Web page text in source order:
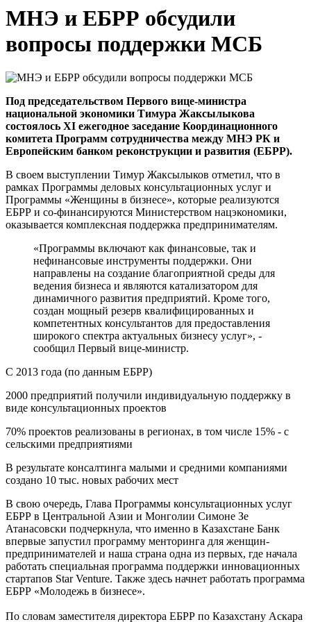
МНЭ и ЕБРР обсудили
вопросы поддержки МСБ
Под председательством Первого вице-министра
национальной экономики Тимура Жаксылыкова
состоялось XI ежегодное заседание Координационного
комитета Программ сотрудничества между МНЭ РК и
Европейским банком реконструкции и развития (ЕБРР).
В своем выступлении Тимур Жаксылыков отметил, что в
рамках Программы деловых консультационных услуг и
Программы «Женщины в бизнесе», которые реализуются
ЕБРР и со-финансируются Министерством нацэкономики,
оказывается комплексная поддержка предпринимателям.
«Программы включают как финансовые, так и
нефинансовые инструменты поддержки. Они
направлены на создание благоприятной среды для
ведения бизнеса и являются катализатором для
динамичного развития предприятий. Кроме того,
создан мощный резерв квалифицированных и
компетентных консультантов для предоставления
широкого спектра актуальных бизнесу услуг», -
сообщил Первый вице-министр.
С 2013 года (по данным ЕБРР)
2000 предприятий получили индивидуальную поддержку в
виде консультационных проектов
70% проектов реализованы в регионах, в том числе 15% - с
сельскими предприятиями
В результате консалтинга малыми и средними компаниями
создано 10 тыс. новых рабочих мест
В свою очередь, Глава Программы консультационных услуг
ЕБРР в Центральной Азии и Монголии Симоне Зе
Атанасовски подчеркнула, что именно в Казахстане Банк
впервые запустил программу менторинга для женщин-
предпринимателей и наша страна одна из первых, где начала
работать специальная программа поддержки инновационных
стартапов Star Venture. Также здесь начнет работать программа
ЕБРР «Молодежь в бизнесе».
По словам заместителя директора ЕБРР по Казахстану Аскара